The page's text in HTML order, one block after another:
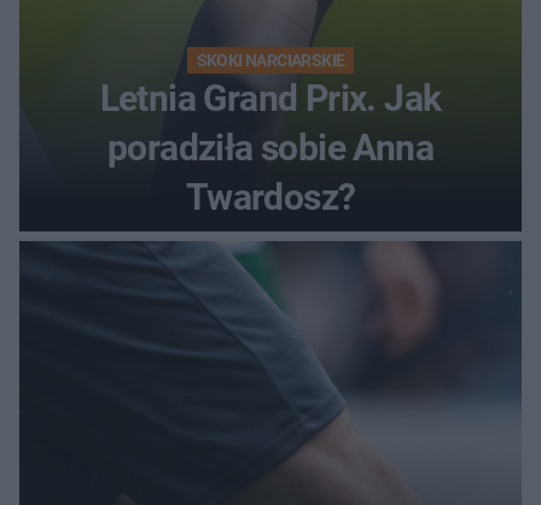
SKOKI NARCIARSKIE
Letnia Grand Prix. Jak
poradziła sobie Anna
Twardosz?